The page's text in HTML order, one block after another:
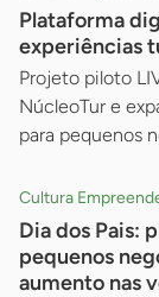
Plataforma
experiências
Projeto piloto
NúcleoTur e
para pequenos
Cultura
Dia dos Pais:
pequenos
aumento nas